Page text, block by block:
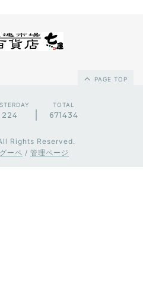
PAGE TOP
224
TOTAL
671434
Rights Reserved.
グーペ / 管理ページ